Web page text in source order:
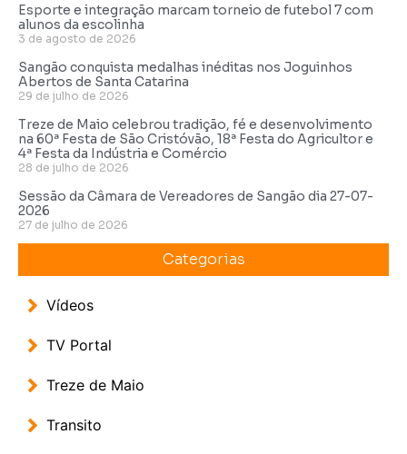
Esporte e integração marcam torneio de futebol 7 com
alunos da escolinha
3 de agosto de 2026
Sangão conquista medalhas inéditas nos Joguinhos
Abertos de Santa Catarina
29 de julho de 2026
Treze de Maio celebrou tradição, fé e desenvolvimento
na 60ª Festa de São Cristóvão, 18ª Festa do Agricultor e
4ª Festa da Indústria e Comércio
28 de julho de 2026
Sessão da Câmara de Vereadores de Sangão dia 27-07-
2026
27 de julho de 2026
Categorias
Vídeos
TV Portal
Treze de Maio
Transito